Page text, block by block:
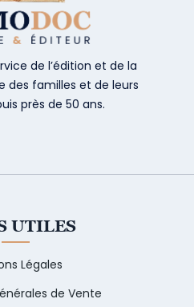
de l’édition et de la
des familles et de leurs
près de 50 ans.
UTILES
Légales
de Vente